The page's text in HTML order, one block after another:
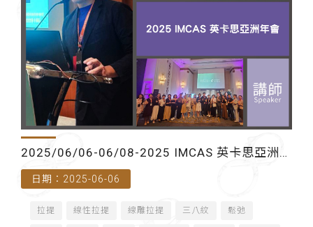
2025/06/06-06/08-2025 IMCAS 英卡思亞洲年
會（泰國曼谷）- 講師
日期：2025-06-06
拉提 線性拉提 線雕拉提 三八紋 鬆弛